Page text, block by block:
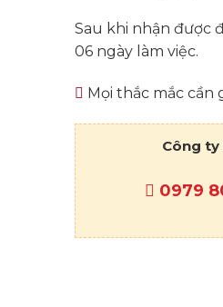
Sau khi nhận được
06 ngày làm việc.
Mọi thắc mắc cần
Công ty
0979